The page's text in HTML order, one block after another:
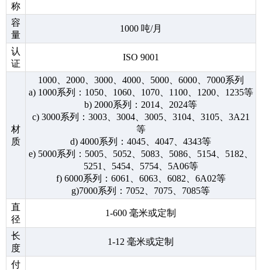
称
容
量
1000 吨/月
认
证
ISO 9001
材
质
1000、2000、3000、4000、5000、6000、7000系列
a) 1000系列：1050、1060、1070、1100、1200、1235等
b) 2000系列：2014、2024等
c) 3000系列：3003、3004、3005、3104、3105、3A21
等
d) 4000系列：4045、4047、4343等
e) 5000系列：5005、5052、5083、5086、5154、5182、
5251、5454、5754、5A06等
f) 6000系列：6061、6063、6082、6A02等
g)7000系列：7052、7075、7085等
直
径
1-600 毫米或定制
长
度
1-12 毫米或定制
付